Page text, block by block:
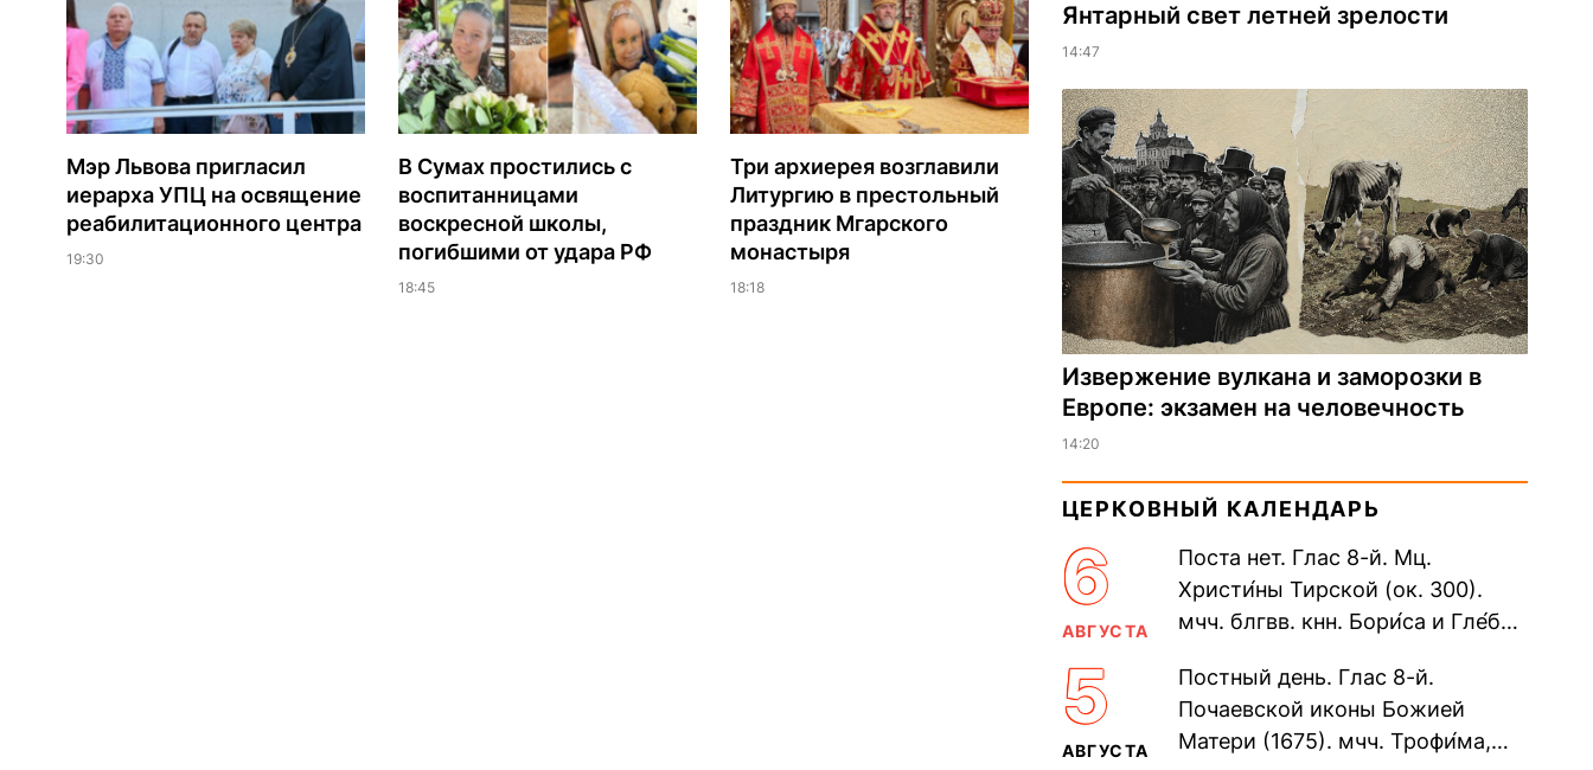
Мэр Львова пригласил
иерарха УПЦ на освящение
реабилитационного центра
19:30
В Сумах простились с
воспитанницами
воскресной школы,
погибшими от удара РФ
18:45
Три архиерея возглавили
Литургию в престольный
праздник Мгарского
монастыря
18:18
Янтарный свет летней зрелости
14:47
Извержение вулкана и заморозки в
Европе: экзамен на человечность
14:20
ЦЕРКОВНЫЙ КАЛЕНДАРЬ
6
АВГУСТА
Поста нет. Глас 8-й. Мц.
Христи́ны Тирской (ок. 300).
мчч. блгвв. кнн. Бори́са и Гле́ба,
Дави́да (1015). Прп....
5
АВГУСТА
Постный день. Глас 8-й.
Почаевской иконы Божией
Матери (1675). мчч. Трофи́ма,